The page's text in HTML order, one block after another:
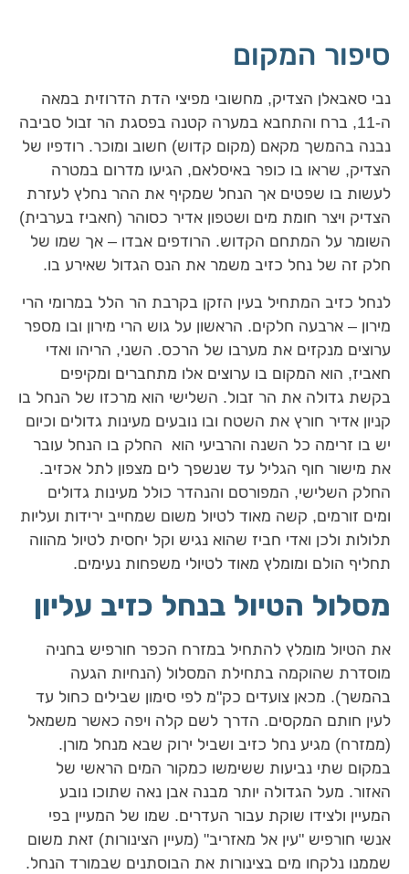
סיפור המקום
נבי סאבאלן הצדיק, מחשובי מפיצי הדת הדרוזית במאה
ה-11, ברח והתחבא במערה קטנה בפסגת הר זבול סביבה
נבנה בהמשך מקאם (מקום קדוש) חשוב ומוכר. רודפיו של
הצדיק, שראו בו כופר באיסלאם, הגיעו מדרום במטרה
לעשות בו שפטים אך הנחל שמקיף את ההר נחלץ לעזרת
הצדיק ויצר חומת מים ושטפון אדיר כסוהר (חאביז בערבית)
השומר על המתחם הקדוש. הרודפים אבדו – אך שמו של
חלק זה של נחל כזיב משמר את הנס הגדול שאירע בו.
לנחל כזיב המתחיל בעין הזקן בקרבת הר הלל במרומי הרי
מירון – ארבעה חלקים. הראשון על גוש הרי מירון ובו מספר
ערוצים מנקזים את מערבו של הרכס. השני, הריהו ואדי
חאביז, הוא המקום בו ערוצים אלו מתחברים ומקיפים
בקשת גדולה את הר זבול. השלישי הוא מרכזו של הנחל בו
קניון אדיר חורץ את השטח ובו נובעים מעינות גדולים וכיום
יש בו זרימה כל השנה והרביעי הוא החלק בו הנחל עובר
את מישור חוף הגליל עד שנשפך לים מצפון לתל אכזיב.
החלק השלישי, המפורסם והנהדר כולל מעינות גדולים
ומים זורמים, קשה מאוד לטיול משום שמחייב ירידות ועליות
תלולות ולכן ואדי חביז שהוא נגיש וקל יחסית לטיול מהווה
תחליף הולם ומומלץ מאוד לטיולי משפחות נעימים.
מסלול הטיול בנחל כזיב עליון
את הטיול מומלץ להתחיל במזרח הכפר חורפיש בחניה
מוסדרת שהוקמה בתחילת המסלול (הנחיות הגעה
בהמשך). מכאן צועדים כק"מ לפי סימון שבילים כחול עד
לעין חותם המקסים. הדרך לשם קלה ויפה כאשר משמאל
(ממזרח) מגיע נחל כזיב ושביל ירוק שבא מנחל מורן.
במקום שתי נביעות ששימשו כמקור המים הראשי של
האזור. מעל הגדולה יותר מבנה אבן נאה שתוכו נובע
המעיין ולצידו שוקת עבור העדרים. שמו של המעיין בפי
אנשי חורפיש "עין אל מאזריב" (מעיין הצינורות) זאת משום
שממנו נלקחו מים בצינורות את הבוסתנים שבמורד הנחל.